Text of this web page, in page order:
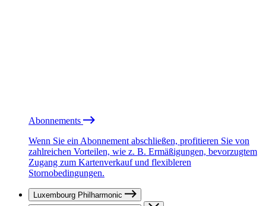
Abonnements
Wenn Sie ein Abonnement abschließen, profitieren Sie von
zahlreichen Vorteilen, wie z. B. Ermäßigungen, bevorzugtem
Zugang zum Kartenverkauf und flexibleren
Stornobedingungen.
Luxembourg Philharmonic